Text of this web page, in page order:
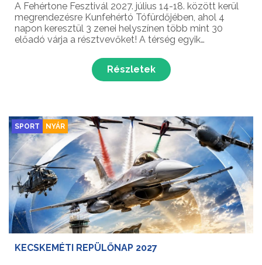
A Fehértone Fesztivál 2027. július 14-18. között kerül
megrendezésre Kunfehértó Tófürdőjében, ahol 4
napon keresztül 3 zenei helyszínen több mint 30
előadó várja a résztvevőket! A térség egyik
hazai fellépők mellett a tópart különleges környezete
Részletek
SPORT NYÁR
KECSKEMÉTI REPÜLŐNAP 2027